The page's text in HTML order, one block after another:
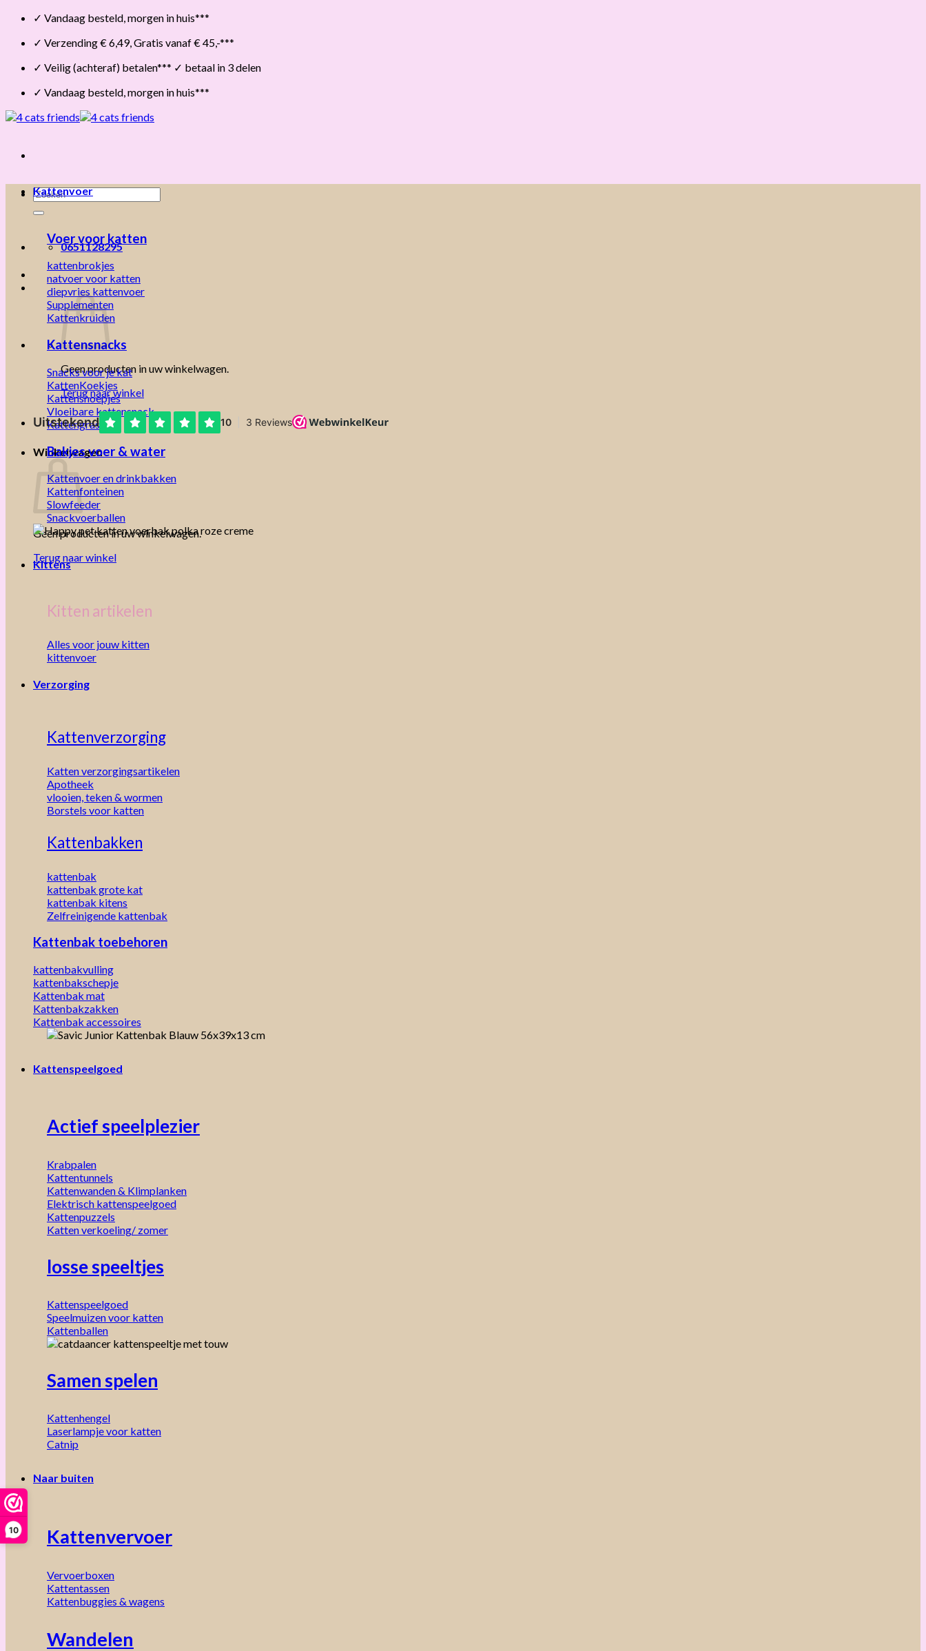
10
Skip
content
✓ Vandaag besteld, morgen in huis***
✓ Verzending € 6,49, Gratis vanaf € 45,-***
✓ Veilig (achteraf) betalen*** ✓ betaal in 3 delen
✓ Vandaag besteld, morgen in huis***
Zoeken
naar:
0651128295
Geen producten in uw winkelwagen.
Terug naar winkel
Winkelwagen
Geen producten in uw winkelwagen.
Terug naar winkel
Kattenvoer
Voer voor katten
kattenbrokjes
natvoer voor katten
diepvries kattenvoer
Supplementen
Kattenkruiden
Kattensnacks
Snacks voor je kat
KattenKoekjes
Kattensnoepjes
Vloeibare kattensnack
Kattengras
Bakjes voer & water
Kattenvoer en drinkbakken
Kattenfonteinen
Slowfeeder
Snackvoerballen
Kittens
Kitten artikelen
Alles voor jouw kitten
kittenvoer
Verzorging
Kattenverzorging
Katten verzorgingsartikelen
Apotheek
vlooien, teken & wormen
Borstels voor katten
Kattenbakken
kattenbak
kattenbak grote kat
kattenbak kitens
Zelfreinigende kattenbak
Kattenbak toebehoren
kattenbakvulling
kattenbakschepje
Kattenbak mat
Kattenbakzakken
Kattenbak accessoires
Kattenspeelgoed
Actief speelplezier
Krabpalen
Kattentunnels
Kattenwanden & Klimplanken
Elektrisch kattenspeelgoed
Kattenpuzzels
Katten verkoeling/ zomer
losse speeltjes
Kattenspeelgoed
Speelmuizen voor katten
Kattenballen
Samen spelen
Kattenhengel
Laserlampje voor katten
Catnip
Naar buiten
Kattenvervoer
Vervoerboxen
Kattentassen
Kattenbuggies & wagens
Wandelen